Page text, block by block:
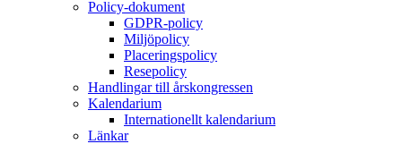
Policy-dokument
GDPR-policy
Miljöpolicy
Placeringspolicy
Resepolicy
Handlingar till årskongressen
Kalendarium
Internationellt kalendarium
Länkar